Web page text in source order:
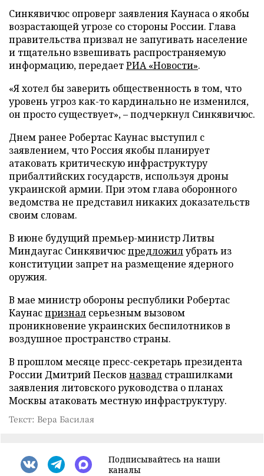
Синкявичюс опроверг заявления Каунаса о якобы
возрастающей угрозе со стороны России. Глава
правительства призвал не запугивать население
и тщательно взвешивать распространяемую
информацию, передаетРИА «Новости».
«Я хотел бы заверить общественность в том, что
уровень угроз как-то кардинально не изменился,
он просто существует», – подчеркнул Синкявичюс.
Днем ранее Робертас Каунас выступил с
заявлением, что Россия якобы планирует
атаковать критическую инфраструктуру
прибалтийских государств, используя дроны
украинской армии. При этом глава оборонного
ведомства не представил никаких доказательств
своим словам.
В июне будущий премьер-министр Литвы
Миндаугас Синкявичюспредложилубрать из
конституции запрет на размещение ядерного
оружия.
В мае министр обороны республики Робертас
Каунаспризнал серьезным вызовом
проникновение украинских беспилотников в
воздушное пространство страны.
В прошлом месяце пресс-секретарь президента
России Дмитрий Песков назвал страшилками
заявления литовского руководства о планах
Москвы атаковать местную инфраструктуру.
Текст: Вера Басилая
Подписывайтесь на наши
каналы